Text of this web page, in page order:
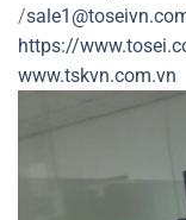
/
https://
www.tskvn.com.vn